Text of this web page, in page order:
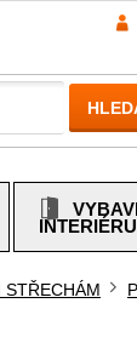
INTERIÉRU
STŘECHÁM